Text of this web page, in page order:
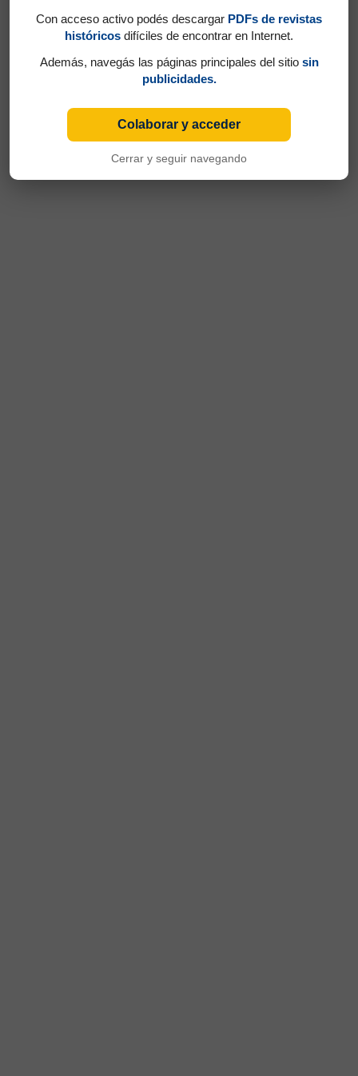
Con acceso activo podés descargar PDFs de revistas
históricos difíciles de encontrar en Internet.
Además, navegás las páginas principales del sitio sin
publicidades.
Colaborar y acceder
Cerrar y seguir navegando